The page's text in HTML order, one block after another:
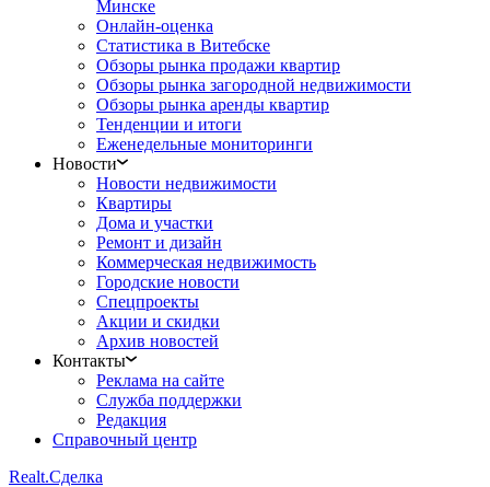
Минске
Онлайн-оценка
Статистика в Витебске
Обзоры рынка продажи квартир
Обзоры рынка загородной недвижимости
Обзоры рынка аренды квартир
Тенденции и итоги
Еженедельные мониторинги
Новости
Новости недвижимости
Квартиры
Дома и участки
Ремонт и дизайн
Коммерческая недвижимость
Городские новости
Спецпроекты
Акции и скидки
Архив новостей
Контакты
Реклама на сайте
Служба поддержки
Редакция
Справочный центр
Realt.Сделка